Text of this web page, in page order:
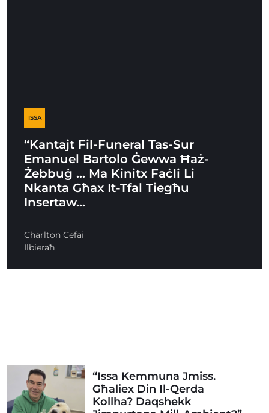
ISSA
“Kantajt Fil-Funeral Tas-Sur
Emanuel Bartolo Ġewwa Ħaż-
Żebbuġ … Ma Kinitx Faċli Li
Nkanta Għax It-Tfal Tiegħu
Insertaw…
Charlton Cefai
Ilbieraħ
“Issa Kemmuna Jmiss.
Għaliex Din Il-Qerda
Kollha? Daqshekk